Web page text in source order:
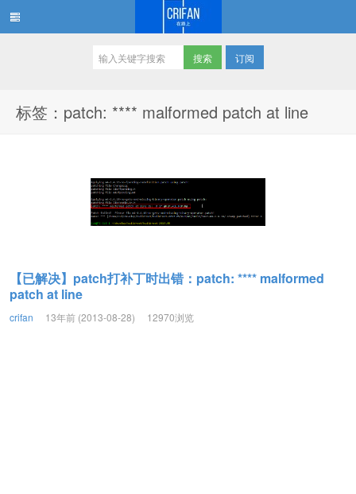
订阅
标签：patch: **** malformed patch at line
【已解决】patch打补丁时出错：patch: **** malformed
patch at line
crifan 13年前 (2013-08-28) 12970浏览